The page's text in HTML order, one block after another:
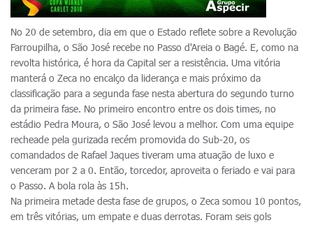
No 20 de setembro, dia em que o Estado reflete sobre a Revolução
Farroupilha, o São José recebe no Passo d'Areia o Bagé. E, como na
revolta histórica, é hora da Capital ser a resistência. Uma vitória
manterá o Zeca no encalço da liderança e mais próximo da
classificação para a segunda fase nesta abertura do segundo turno
da primeira fase. No primeiro encontro entre os dois times, no
estádio Pedra Moura, o São José levou a melhor. Com uma equipe
recheade pela gurizada recém promovida do Sub-20, os
comandados de Rafael Jaques tiveram uma atuação de luxo e
venceram por 2 a 0. Então, torcedor, aproveita o feriado e vai para
o Passo. A bola rola às 15h.
Na primeira metade desta fase de grupos, o Zeca somou 10 pontos,
em três vitórias, um empate e duas derrotas. Foram seis gols